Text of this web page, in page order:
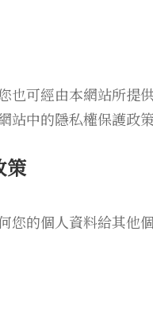
也可經由本網站所提
站中的隱私權保護政
策
您的個人資料給其他